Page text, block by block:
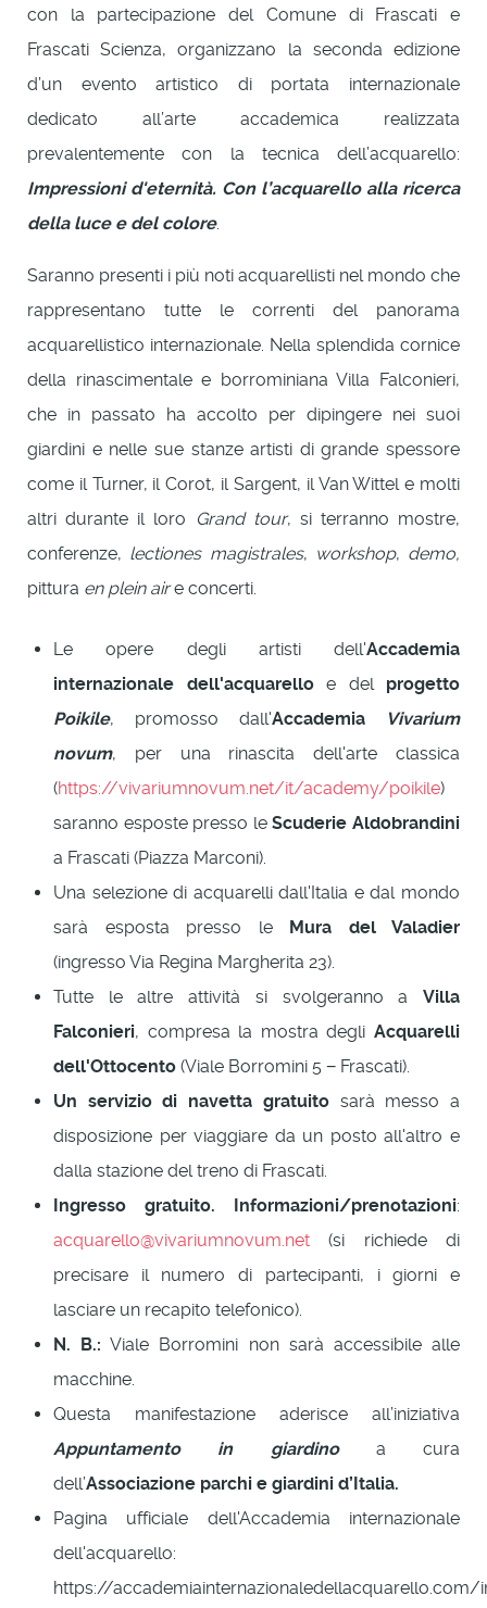
con la partecipazione del Comune di Frascati e
Frascati Scienza, organizzano la seconda edizione
d’un evento artistico di portata internazionale
dedicato all’arte accademica realizzata
prevalentemente con la tecnica dell’acquarello:
Impressioni d'eternità. Con l’acquarello alla ricerca
della luce e del colore.
Saranno presenti i più noti acquarellisti nel mondo che
rappresentano tutte le correnti del panorama
acquarellistico internazionale. Nella splendida cornice
della rinascimentale e borrominiana Villa Falconieri,
che in passato ha accolto per dipingere nei suoi
giardini e nelle sue stanze artisti di grande spessore
come il Turner, il Corot, il Sargent, il Van Wittel e molti
altri durante il loro
Grand tour, si terranno mostre,
conferenze, lectiones magistrales, workshop, demo,
pittura en plein aire concerti.
Le opere degli artisti dell'Accademia
internazionale dell'acquarelloe del progetto
Poikile, promosso dall'Accademia
Vivarium
novum, per una rinascita dell'arte classica
(https://vivariumnovum.net/it/academy/poikile)
saranno esposte presso leScuderie Aldobrandini
a Frascati (Piazza Marconi).
Una selezione di acquarelli dall'Italia e dal mondo
sarà esposta presso le Mura del Valadier
(ingresso Via Regina Margherita 23).
Tutte le altre attività si svolgeranno a Villa
Falconieri, compresa la mostra degli Acquarelli
dell'Ottocento (Viale Borromini 5 − Frascati).
Un servizio di navetta gratuitosarà messo a
disposizione per viaggiare da un posto all'altro e
dalla stazione del treno di Frascati.
Ingresso gratuito. Informazioni/prenotazioni:
acquarello@vivariumnovum.net (si richiede di
precisare il numero di partecipanti, i giorni e
lasciare un recapito telefonico).
N. B.: Viale Borromini non sarà accessibile alle
macchine.
Questa manifestazione aderisce all’iniziativa
Appuntamento in giardinoa cura
dell’Associazione parchi e giardini d’Italia.
Pagina ufficiale dell'Accademia internazionale
dell'acquarello:
https://accademiainternazionaledellacquarello.com/